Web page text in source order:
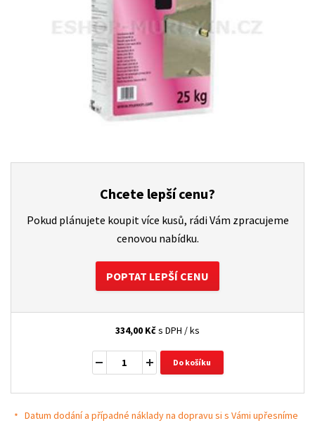
Chcete lepší cenu?
Pokud plánujete koupit více kusů, rádi Vám zpracujeme
cenovou nabídku.
POPTAT LEPŠÍ CENU
334,00 Kčs DPH / ks
Do košíku
Datum dodání a případné náklady na dopravu si s Vámi upřesníme